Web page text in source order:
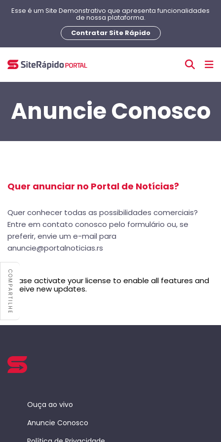
COMPARTILHE
Esse é um Site Demonstrativo que apresenta funcionalidades
de nossa plataforma.
Contratar Site Rápido
Anuncie Conosco
Please activate your license to enable all features and
receive new updates.
Quer anunciar no Portal de Notícias?
Quer conhecer todas as possibilidades comerciais?
Entre em contato conosco pelo formulário ou, se
preferir, envie um e-mail para
anuncie@portalnoticias.rs
Ouça ao vivo
Anuncie Conosco